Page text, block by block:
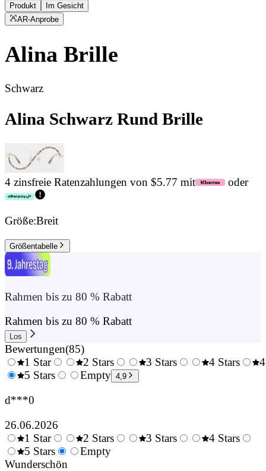
Produkt
Im Gesicht
AR-Anprobe
Alina Brille
Schwarz
Alina Schwarz Rund Brille
4 zinsfreie Ratenzahlungen von $5.77 mit oder
Größe:Breit
Größentabelle
Rahmen bis zu 80 % Rabatt
Rahmen bis zu 80 % Rabatt
Los
Bewertungen(85)
0.5
1 Star
1.5
2 Stars
2.5
3 Stars
4 Stars
5 Stars
Empty 4,9
d***0
26.06.2026
0.5
Stars
1 Star
1.5
Stars
2 Stars
3 Stars
4 Stars
5 Stars
Empty
Wunderschön